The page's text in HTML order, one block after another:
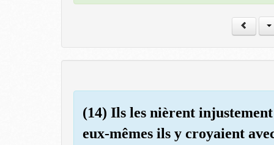
(14) Ils les nièrent
eux-mêmes ils y croyaient